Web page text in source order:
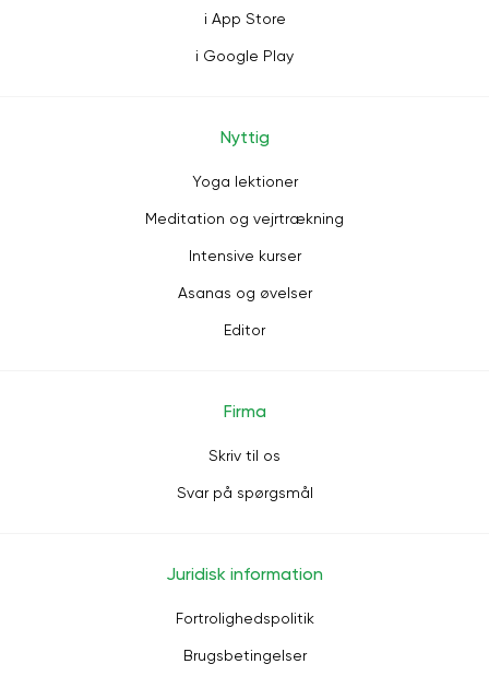
i App Store
i Google Play
Nyttig
Yoga lektioner
Meditation og vejrtrækning
Intensive kurser
Asanas og øvelser
Editor
Firma
Skriv til os
Svar på spørgsmål
Juridisk information
Fortrolighedspolitik
Brugsbetingelser